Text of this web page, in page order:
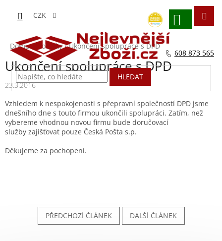
obsah
CZK
HLEDAT
NÁKUPNÍ
Domů / Novinky / Ukončení spolupráce s DPD
Ukončení spolupráce s DPD
23.3.2016
Vzhledem k nespokojenosti s přepravní společností DPD jsme
dnešního dne s touto firmou ukončili spolupráci. Zatím, než
vybereme vhodnou novou firmu bude doručovací
služby zajišťovat pouze Česká Pošta s.p.
Děkujeme za pochopení.
PŘEDCHOZÍ ČLÁNEK DALŠÍ ČLÁNEK
608 873 565